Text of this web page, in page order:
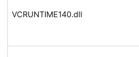
VCRUNTIME140.dll